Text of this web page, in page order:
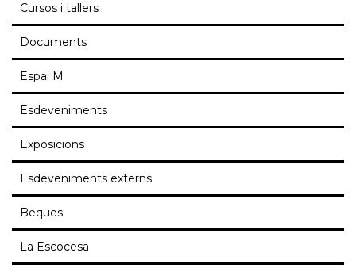
Cursos i tallers
Documents
Espai M
Esdeveniments
Exposicions
Esdeveniments externs
Beques
La Escocesa